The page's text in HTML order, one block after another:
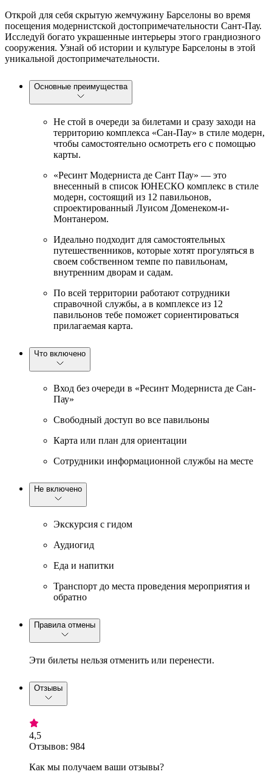
Открой для себя скрытую жемчужину Барселоны во время
посещения модернистской достопримечательности Сант-Пау.
Исследуй богато украшенные интерьеры этого грандиозного
сооружения. Узнай об истории и культуре Барселоны в этой
уникальной достопримечательности.
Основные преимущества
Не стой в очереди за билетами и сразу заходи на
территорию комплекса «Сан-Пау» в стиле модерн,
чтобы самостоятельно осмотреть его с помощью
карты.
«Ресинт Модерниста де Сант Пау» — это
внесенный в список ЮНЕСКО комплекс в стиле
модерн, состоящий из 12 павильонов,
спроектированный Луисом Доменеком-и-
Монтанером.
Идеально подходит для самостоятельных
путешественников, которые хотят прогуляться в
своем собственном темпе по павильонам,
внутренним дворам и садам.
По всей территории работают сотрудники
справочной службы, а в комплексе из 12
павильонов тебе поможет сориентироваться
прилагаемая карта.
Что включено
Вход без очереди в «Ресинт Модерниста де Сан-
Пау»
Свободный доступ во все павильоны
Карта или план для ориентации
Сотрудники информационной службы на месте
Не включено
Экскурсия с гидом
Аудиогид
Еда и напитки
Транспорт до места проведения мероприятия и
обратно
Правила отмены
Эти билеты нельзя отменить или перенести.
Отзывы
4,5
Отзывов: 984
Как мы получаем ваши отзывы?